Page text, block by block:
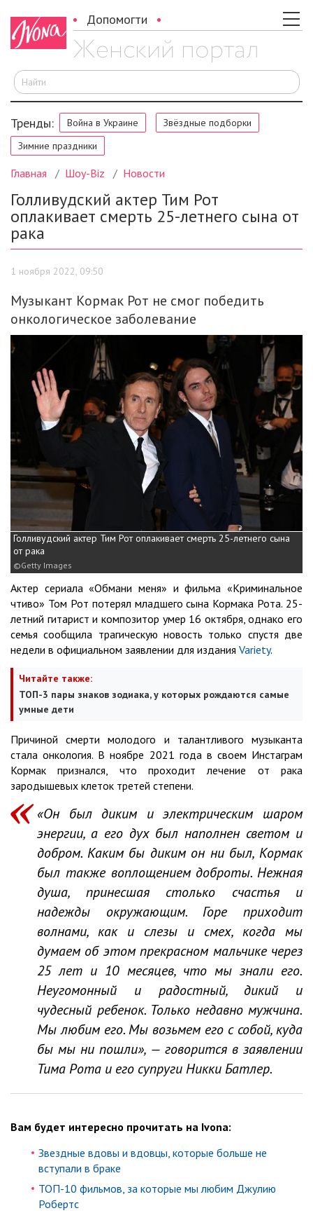
Допомогти
Тренды: Война в Украине
Звёздные подборки
Зимние праздники
Главная Шоу-Biz Новости
Голливудский актер Тим Рот
оплакивает смерть 25-летнего сына от
рака
1 ноября 2022, 09:50
Музыкант Кормак Рот не смог победить
онкологическое заболевание
Голливудский актер Тим Рот оплакивает смерть 25-летнего сына
от рака
Getty Images
Актер сериала «Обмани меня» и фильма «Криминальное
чтиво» Том Рот потерял младшего сына Кормака Рота. 25-
летний гитарист и композитор умер 16 октября, однако его
семья сообщила трагическую новость только спустя две
недели в официальном заявлении для издания Variety.
Читайте также:
ТОП-3 пары знаков зодиака, у которых рождаются самые
умные дети
Причиной смерти молодого и талантливого музыканта
стала онкология. В ноябре 2021 года в своем Инстаграм
Кормак признался, что проходит лечение от рака
зародышевых клеток третей степени.
«Он был диким и электрическим шаром
энергии, а его дух был наполнен светом и
добром. Каким бы диким он ни был, Кормак
был также воплощением доброты. Нежная
душа, принесшая столько счастья и
надежды окружающим. Горе приходит
волнами, как и слезы и смех, когда мы
думаем об этом прекрасном мальчике через
25 лет и 10 месяцев, что мы знали его.
Неугомонный и радостный, дикий и
чудесный ребенок. Только недавно мужчина.
Мы любим его. Мы возьмем его с собой, куда
бы мы ни пошли», — говорится в заявлении
Тима Рота и его супруги Никки Батлер.
Вам будет интересно прочитать на Ivona:
Звездные вдовы и вдовцы, которые больше не
вступали в браке
ТОП-10 фильмов, за которые мы любим Джулию
Робертс